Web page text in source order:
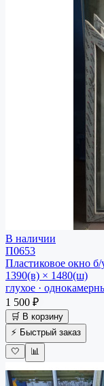
В наличии
П0653
Пластиковое окно б/
1390(в) × 1480(ш)
глухое ·
1 500 ₽
🛒 В корзину
⚡ Быстрый заказ
🤍
📊